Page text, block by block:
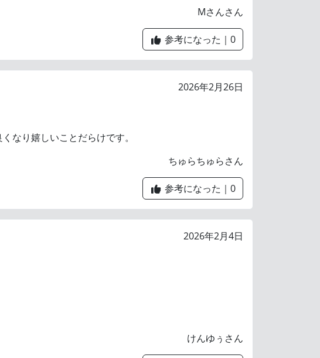
Mさんさん
参考になった｜ 0
2026年2月26日
なり嬉しいことだらけです。
ちゅらちゅらさん
参考になった｜ 0
2026年2月4日
けんゆぅさん